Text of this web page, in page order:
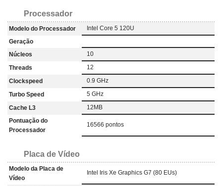
Processador
Modelo do Processador
Intel Core 5 120U
Geração
Núcleos
10
Threads
12
Clockspeed
0.9 GHz
Turbo Speed
5 GHz
Cache L3
12MB
Pontuação do
Processador
16566 pontos
Placa de Vídeo
Modelo da Placa de
Vídeo
Intel Iris Xe Graphics G7 (80 EUs)